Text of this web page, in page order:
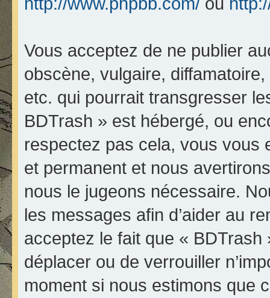
Vous acceptez de ne publier
obscène, vulgaire,
etc. qui pourrait transgresser
BDTrash » est hébergé, ou
respectez pas cela, vous vous
et permanent et nous
nous le jugeons nécessaire.
les messages afin d’aider au
acceptez le fait que « BDTrash
déplacer ou de verrouiller
moment si nous estimons que